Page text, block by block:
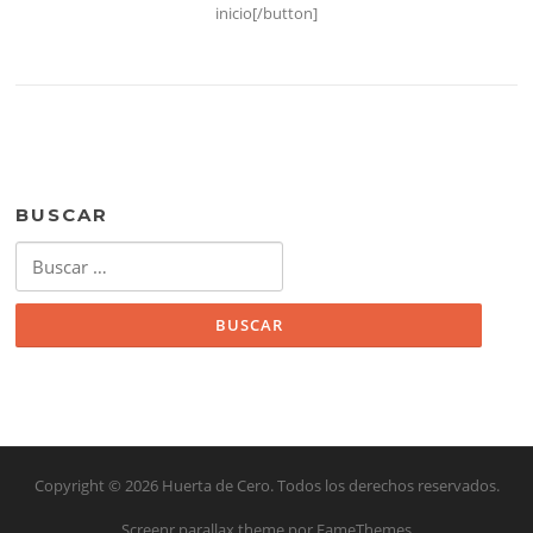
inicio[/button]
BUSCAR
Copyright © 2026 Huerta de Cero. Todos los derechos reservados.